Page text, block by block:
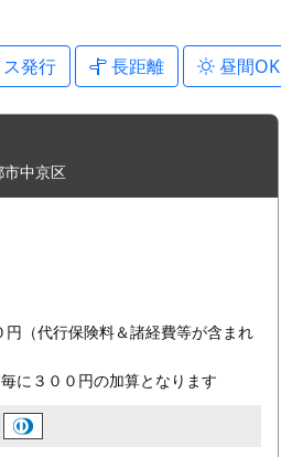
発行 長距離 昼間OK
中京区
（代行保険料＆諸経費等が含まれ
に３００円の加算となります